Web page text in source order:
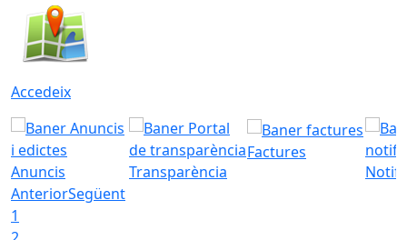
Accedeix
Anuncis Transparència
Factures
AnteriorSegüent
1